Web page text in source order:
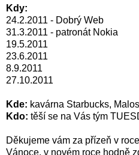
Kdy:
24.2.2011 - Dobrý Web
31.3.2011 - patronát Nokia
19.5.2011
23.6.2011
8.9.2011
27.10.2011
Kde: kavárna Starbucks,
Kdo: těší se na Vás tým
Děkujeme vám za přízeň v
Vánoce, v novém roce hodně